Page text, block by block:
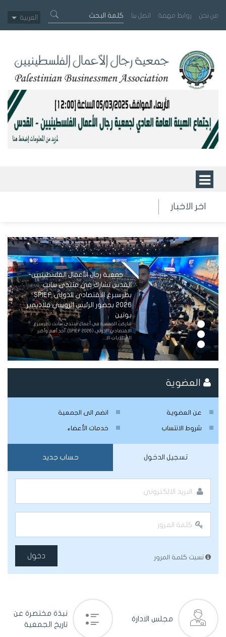
من نحن روابط مهمة اتصل بنا العربية
اخر الاخبار
جمعية رجال الأعمال الفلسطينيين-
القدس تشارك في منتدى سانت
بطرسبرغ الاقتصادي الدولي SPIEF
2026 بحضور الرئيس الروسي فلاديمير
بوتين
شاركت الجمعية في أعمال منتدى سانت بطرسبرغ
الاقتصادي الدولي (SPIEF 2026)، أحد أهم وأكبر
المنتديات الا...
العضوية
عن العضوية انضم الى الجمعية
شروط الانتساب خدمات الأعضاء
تسجيل الدخول حساب جديد
نسيت كلمة المرور دخول
مجلس الادارة
نبذة مختصرة عن
تاريخ الجمعية